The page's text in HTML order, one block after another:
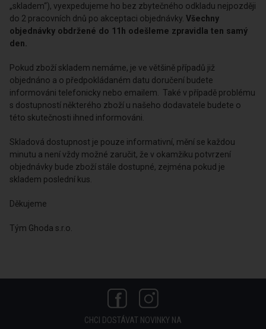
„skladem“), vyexpedujeme ho bez zbytečného odkladu nejpozději
do 2 pracovních dnů po akceptaci objednávky.Všechny
objednávky obdržené do 11h odešleme zpravidla ten samý
den.
Pokud zboží skladem nemáme, je ve většině případů již
objednáno a o předpokládaném datu doručení budete
informováni telefonicky nebo emailem. Také v případě problému
s dostupností některého zboží u našeho dodavatele budete o
této skutečnosti ihned informováni.
Skladová dostupnost je pouze informativní, mění se každou
minutu a není vždy možné zaručit, že v okamžiku potvrzení
objednávky bude zboží stále dostupné, zejména pokud je
skladem poslední kus.
Děkujeme
Tým Ghoda s.r.o.
CHCI DOSTÁVAT NOVINKY NA